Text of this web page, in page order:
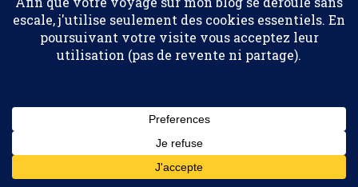
Pacifique(72)
Articles récents
Namib, Atacama)
Fáskrúðsfjörður, le village islandais des pêcheurs français
Confidentialité et cookies : ce site utilise des cookies. En continuant à
Pour en savoir plus, notamment sur la façon de contrôler les
Politique relative aux cookies